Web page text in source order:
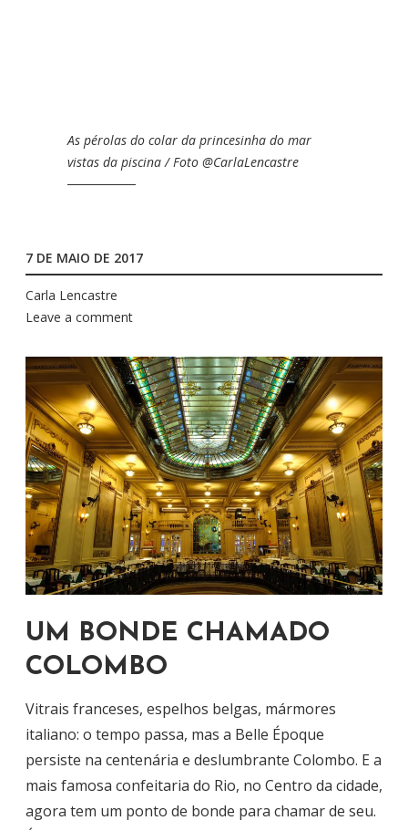
As pérolas do colar da princesinha do mar
vistas da piscina / Foto @CarlaLencastre
7 DE MAIO DE 2017
Carla Lencastre
Leave a comment
UM BONDE CHAMADO
COLOMBO
Vitrais franceses, espelhos belgas, mármores
italiano: o tempo passa, mas a Belle Époque
persiste na centenária e deslumbrante Colombo. E a
mais famosa confeitaria do Rio, no Centro da cidade,
agora tem um ponto de bonde para chamar de seu.